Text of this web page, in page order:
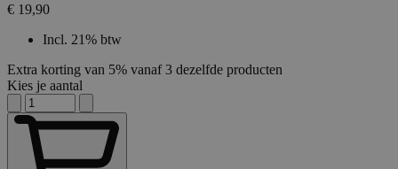
€ 19,90
Incl. 21% btw
Extra korting van 5% vanaf 3 dezelfde producten
Kies je aantal